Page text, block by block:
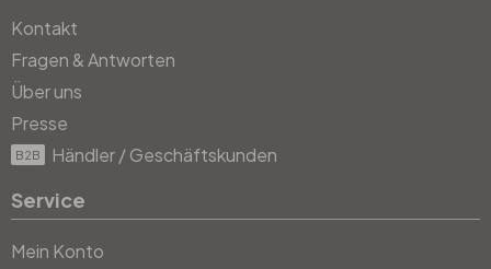
Kontakt
Fragen & Antworten
Über uns
Presse
B2B Händler / Geschäftskunden
Service
Mein Konto